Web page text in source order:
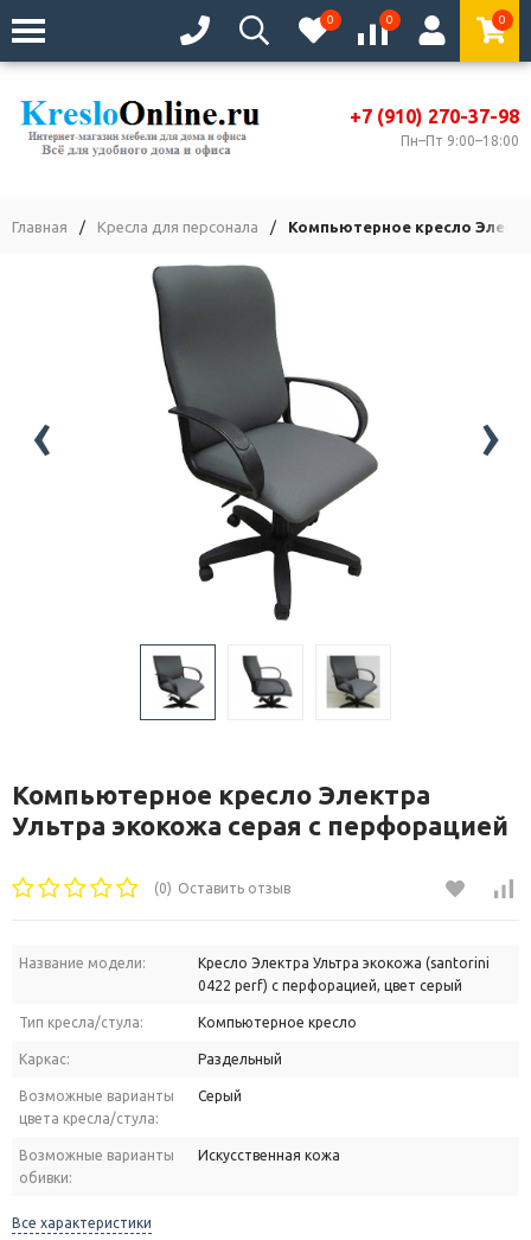
0 0 0
+7 (910) 270-37-98
Пн–Пт 9:00–18:00
Главная / Кресла для персонала / Компьютерное кресло
‹ ›
Компьютерное кресло Электра
Ультра экокожа серая с перфорацией
(0) Оставить отзыв
Название модели:
Кресло Электра Ультра экокожа (santorini
0422 perf) с перфорацией, цвет серый
Тип кресла/стула: Компьютерное кресло
Каркас: Раздельный
Возможные варианты
цвета кресла/стула:
Серый
Возможные варианты
обивки:
Искусственная кожа
Все характеристики